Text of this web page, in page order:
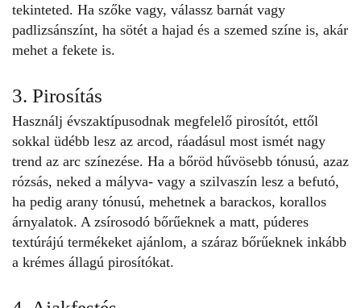
tekinteted. Ha szőke vagy, válassz barnát vagy
padlizsánszínt, ha sötét a hajad és a szemed színe is, akár
mehet a fekete is.
3. Pirosítás
Használj évszaktípusodnak megfelelő pirosítót, ettől
sokkal üdébb lesz az arcod, ráadásul most ismét nagy
trend az arc színezése. Ha a bőröd hűvösebb tónusú, azaz
rózsás, neked a mályva- vagy a szilvaszín lesz a befutó,
ha pedig arany tónusú, mehetnek a barackos, korallos
árnyalatok. A zsírosodó bőrűeknek a matt, púderes
textúrájú termékeket ajánlom, a száraz bőrűeknek inkább
a krémes állagú pirosítókat.